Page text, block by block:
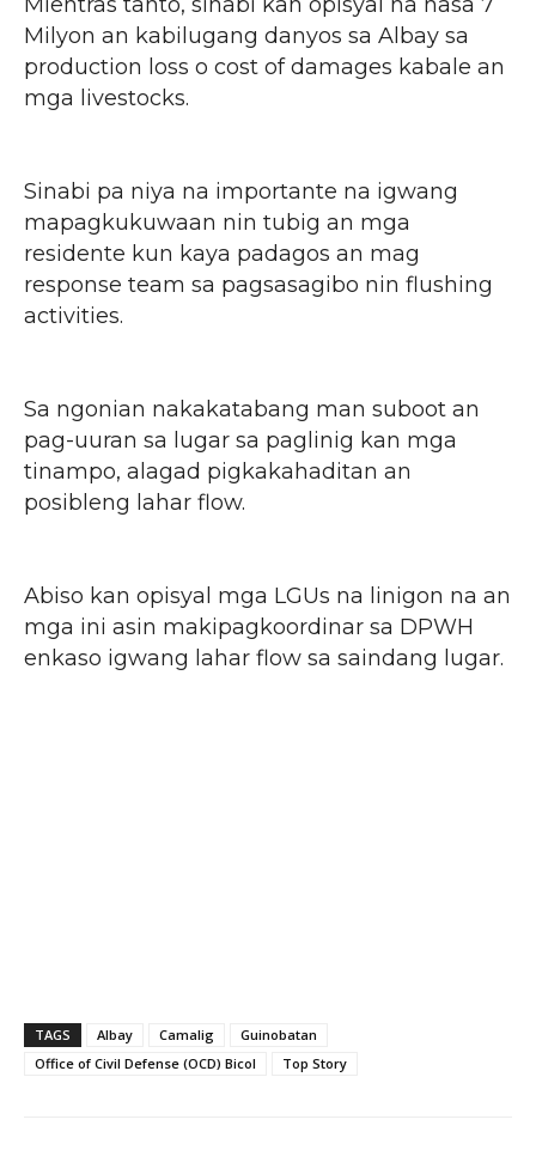
Milyon an kabilugang danyos sa Albay sa
production loss o cost of damages kabale an
mga livestocks.
Sinabi pa niya na importante na igwang
mapagkukuwaan nin tubig an mga
residente kun kaya padagos an mag
response team sa pagsasagibo nin flushing
activities.
Sa ngonian nakakatabang man suboot an
pag-uuran sa lugar sa paglinig kan mga
tinampo, alagad pigkakahaditan an
posibleng lahar flow.
Abiso kan opisyal mga LGUs na linigon na an
mga ini asin makipagkoordinar sa DPWH
enkaso igwang lahar flow sa saindang lugar.
TAGS Albay Camalig
Guinobatan
Office of Civil Defense (OCD) Bicol
Top Story